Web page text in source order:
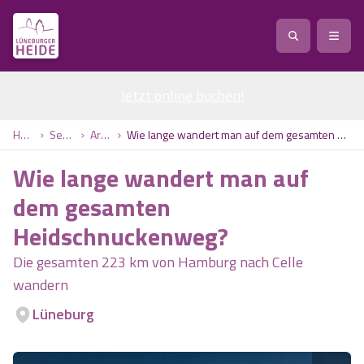
Service
Region / Orte
Veranstaltungen
Natur
Natur
Heideblüte
Erlebnis
Vital
Anreise Abreise
Ort
Personen Kinder
Home Service Artikel Wie lange wandert man auf dem gesamten Heidschnuckenweg?
Wie lange wandert man auf
dem gesamten
Heidschnuckenweg?
Die gesamten 223 km von Hamburg nach Celle
wandern
Lüneburg